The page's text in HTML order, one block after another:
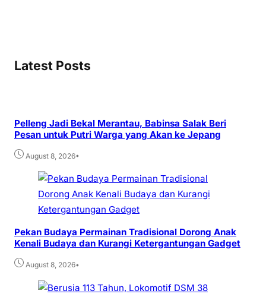
Latest Posts
Pelleng Jadi Bekal Merantau, Babinsa Salak Beri
Pesan untuk Putri Warga yang Akan ke Jepang
August 8, 2026•
Pekan Budaya Permainan Tradisional Dorong Anak
Kenali Budaya dan Kurangi Ketergantungan Gadget
August 8, 2026•